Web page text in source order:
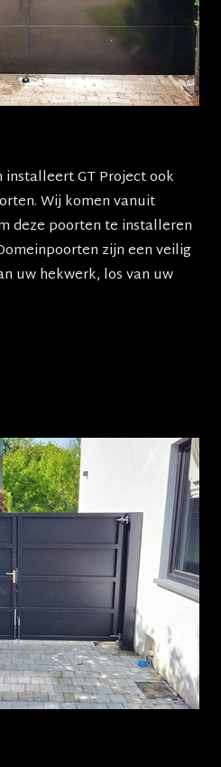
GT Project ook
Wij komen vanuit
deze poorten te installeren
zijn een veilig
uw hekwerk, los van uw